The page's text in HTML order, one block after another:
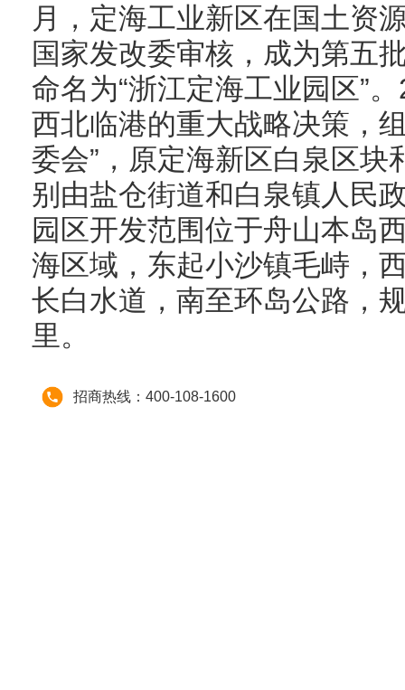
月，定海工业新区在国土资
国家发改委审核，成为第五
命名为“浙江定海工业园区”
西北临港的重大战略决策，
委会”，原定海新区白泉区
别由盐仓街道和白泉镇人民
园区开发范围位于舟山本岛
海区域，东起小沙镇毛峙，
长白水道，南至环岛公路，
里。
招商热线：400-108-1600